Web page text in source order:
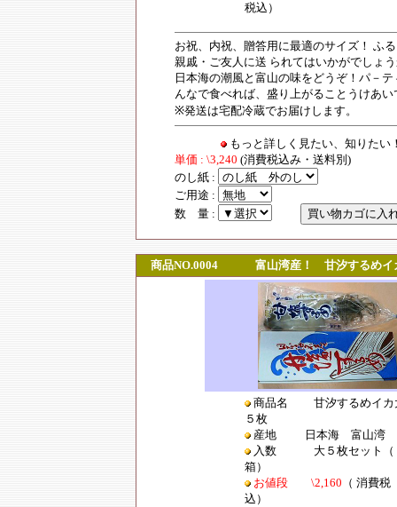
税込）
お祝、内祝、贈答用に最適のサイズ！ ふ
親戚・ご友人に送 られてはいかがでしょ
日本海の潮風と富山の味をどうぞ！パ－
んなで食べれば、盛り上がることうけあい
※発送は宅配冷蔵でお届けします。
もっと詳しく見たい、知りた
単価 : \3,240 (消費税込み・送料別)
のし紙 :
ご用途 :
数 量 :
商品NO.0004 富山湾産！ 甘汐するめ
商品名 甘汐するめイカ
５枚
産地
日本海 富山湾
入数
大５枚セット（
箱）
お値段 \2,160 （ 消費税
込）